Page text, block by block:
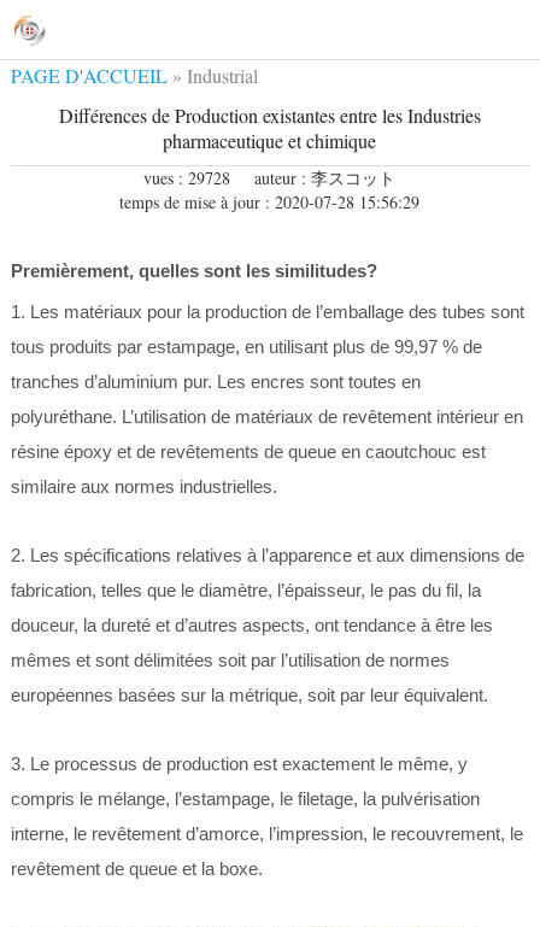
PAGE D'ACCUEIL» Industrial
Différences de Production existantes entre les Industries
pharmaceutique et chimique
vues : 29728
auteur : 李スコット
temps de mise à jour : 2020-07-28 15:56:29
Premièrement, quelles sont les similitudes?
1. Les matériaux pour la production de l’emballage des tubes sont
tous produits par estampage, en utilisant plus de 99,97 % de
tranches d’aluminium pur. Les encres sont toutes en
polyuréthane. L’utilisation de matériaux de revêtement intérieur en
résine époxy et de revêtements de queue en caoutchouc est
similaire aux normes industrielles.
2. Les spécifications relatives à l’apparence et aux dimensions de
fabrication, telles que le diamètre, l’épaisseur, le pas du fil, la
douceur, la dureté et d’autres aspects, ont tendance à être les
mêmes et sont délimitées soit par l’utilisation de normes
européennes basées sur la métrique, soit par leur équivalent.
3. Le processus de production est exactement le même, y
compris le mélange, l’estampage, le filetage, la pulvérisation
interne, le revêtement d’amorce, l’impression, le recouvrement, le
revêtement de queue et la boxe.